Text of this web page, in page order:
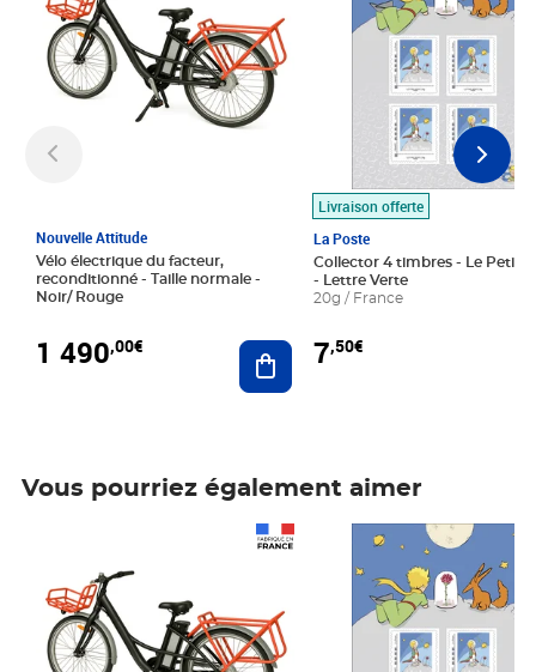
Nouvelle Attitude
Vélo électrique du facteur,
reconditionné - Taille normale -
Noir/ Rouge
1 490,00€ Ajouter au panier
Livraison offerte
La Poste
Collector 4 timbres - Le Petit
- Lettre Verte
20g / France
7,50€
Vous pourriez également aimer
Prix 7,50€